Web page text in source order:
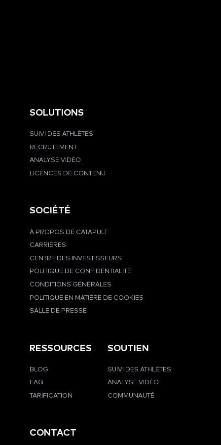
SOLUTIONS
SUIVI DES ATHLÈTES
RECRUTEMENT
ANALYSE VIDÉO
LICENCES DE CONTENU
SOCIÉTÉ
À PROPOS DE CATAPULT
CARRIÈRES
CENTRE DES INVESTISSEURS
POLITIQUE DE CONFIDENTIALITÉ
CONDITIONS GÉNÉRALES
POLITIQUE EN MATIÈRE DE COOKIES
SALLE DE PRESSE
RESSOURCES
BLOG
FAQ
TARIFICATION
SOUTIEN
SUIVI DES ATHLÈTES
ANALYSE VIDÉO
COMMUNAUTÉ
CONTACT